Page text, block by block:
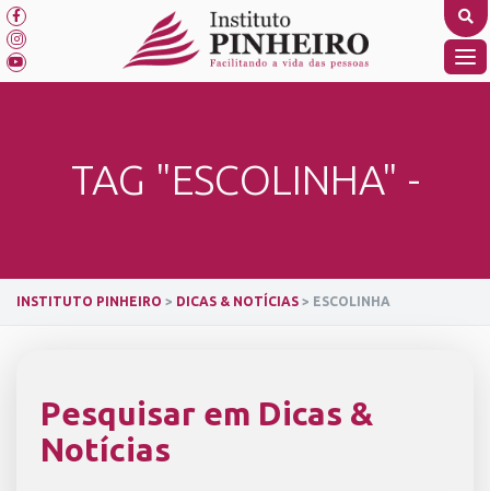
Skip
to
content
TAG "ESCOLINHA" -
INSTITUTO PINHEIRO > DICAS & NOTÍCIAS > ESCOLINHA
Pesquisar em Dicas &
Notícias